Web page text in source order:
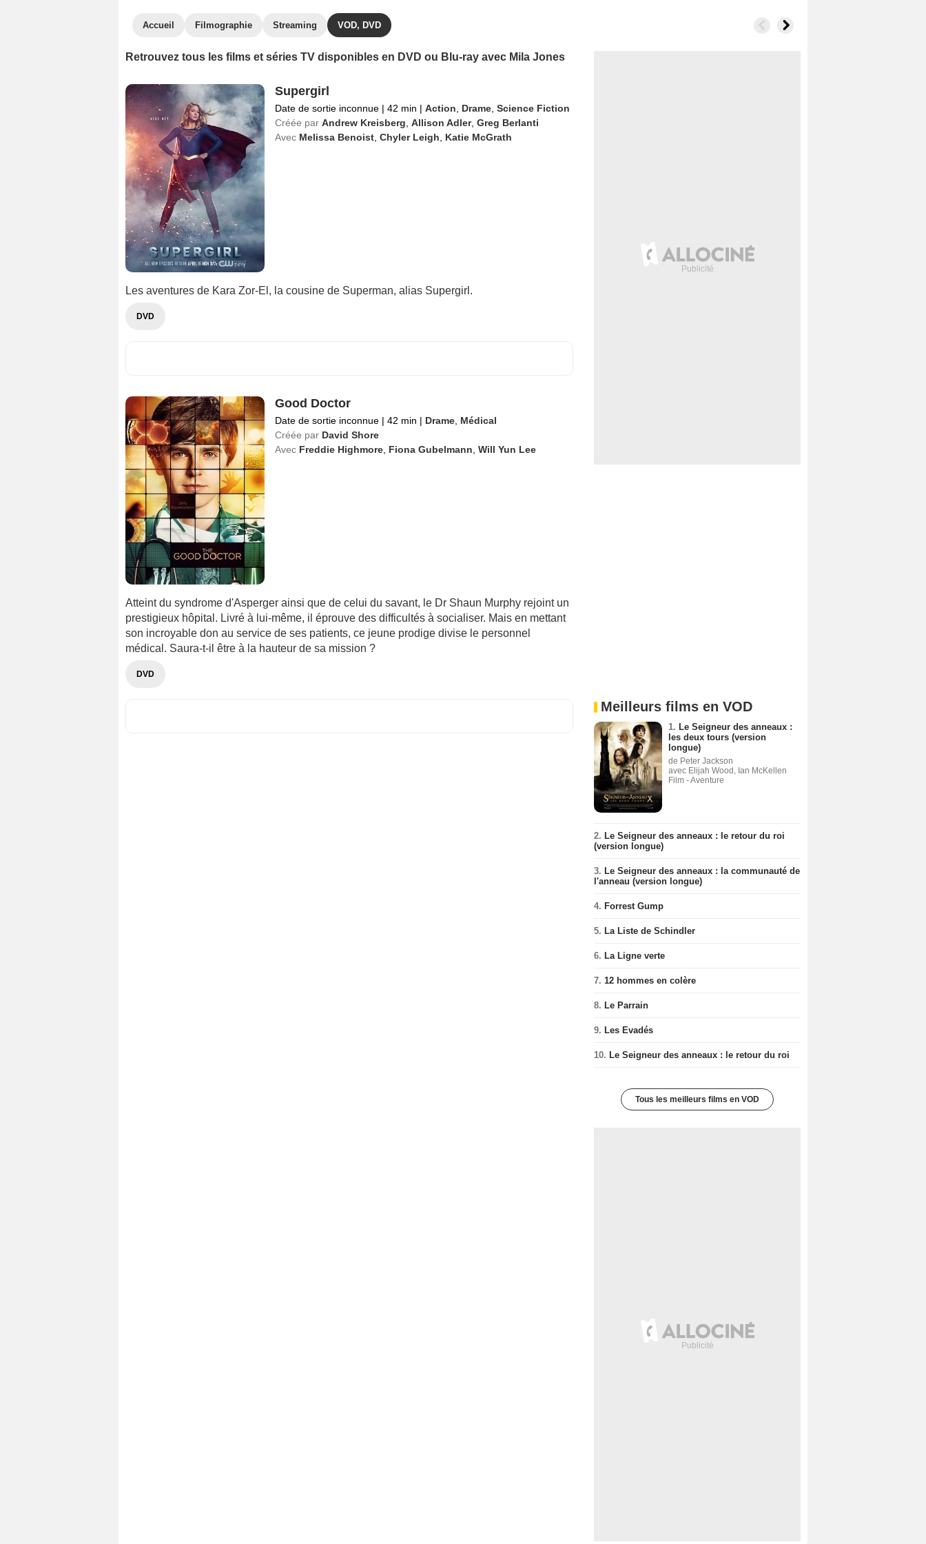
Accueil Filmographie Streaming VOD, DVD
Retrouvez tous les films et séries TV disponibles en DVD ou Blu-ray avec Mila Jones
Supergirl
Date de sortie inconnue | 42 min | Action Drame, Science Fiction
Créée par Andrew Kreisberg Allison Adler, Greg Berlanti
Avec Melissa Benoist, Chyler Leigh Katie McGrath
Les aventures de Kara Zor-El, la cousine de Superman, alias Supergirl.
DVD
Good Doctor
Date de sortie inconnue | 42 min | Drame, Médical
Créée par David Shore
Avec Freddie Highmore, Fiona Gubelmann Will Yun Lee
Atteint du syndrome d'Asperger ainsi que de celui du savant, le Dr Shaun Murphy rejoint un
prestigieux hôpital. Livré à lui-même, il éprouve des difficultés à socialiser. Mais en mettant
son incroyable don au service de ses patients, ce jeune prodige divise le personnel
médical. Saura-t-il être à la hauteur de sa mission ?
DVD
Meilleurs films en VOD
1. Le Seigneur des anneaux :
les deux tours (version
longue)
de Peter Jackson
avec Elijah Wood, Ian McKellen
Film - Aventure
2. Le Seigneur des anneaux : le retour du roi
(version longue)
3. Le Seigneur des anneaux : la communauté de
l'anneau (version longue)
4. Forrest Gump
5. La Liste de Schindler
6. La Ligne verte
7. 12 hommes en colère
8. Le Parrain
9. Les Evadés
10. Le Seigneur des anneaux : le retour du roi
Tous les meilleurs films en VOD